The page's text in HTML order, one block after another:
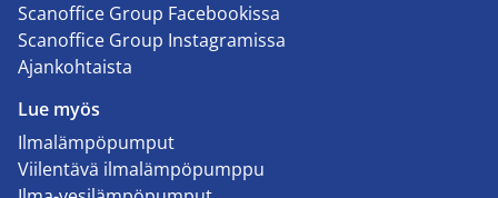
Scanoffice Group Facebookissa
Scanoffice Group Instagramissa
Ajankohtaista
Lue myös
Ilmalämpöpumput
Viilentävä ilmalämpöpumppu